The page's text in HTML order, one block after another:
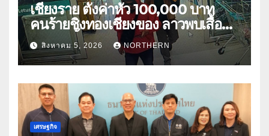
เชียงราย ตั้งค่าหัว 100,000 บาท
คนร้ายชิงทองเชียงของ ลาวพบเสื้อผ้า
คนร้ายตั้งจุดตรวจตามเส้นทาง
สิงหาคม 5, 2026 NORTHERN
เศรษฐกิจ